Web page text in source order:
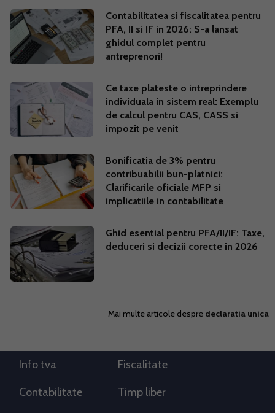
Contabilitatea si fiscalitatea pentru
PFA, II si IF in 2026: S-a lansat
ghidul complet pentru
antreprenori!
Ce taxe plateste o intreprindere
individuala in sistem real: Exemplu
de calcul pentru CAS, CASS si
impozit pe venit
Bonificatia de 3% pentru
contribuabilii bun-platnici:
Clarificarile oficiale MFP si
implicatiile in contabilitate
Ghid esential pentru PFA/II/IF: Taxe,
deduceri si decizii corecte in 2026
Mai multe articole despre declaratia unica
Info tva Fiscalitate
Contabilitate Timp liber